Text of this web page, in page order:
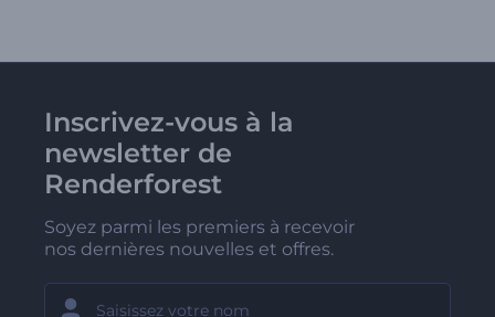
Inscrivez-vous à la
newsletter de
Renderforest
Soyez parmi les premiers à recevoir
nos dernières nouvelles et offres.